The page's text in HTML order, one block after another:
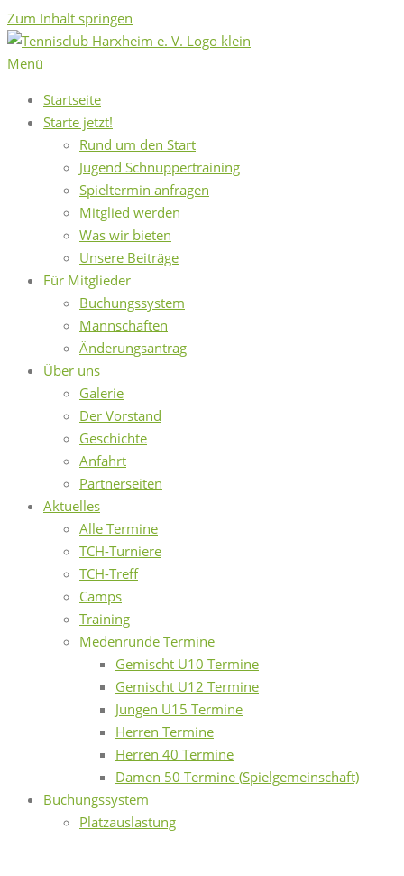
Zum Inhalt springen
Menü
Startseite
Starte jetzt!
Rund um den Start
Jugend Schnuppertraining
Spieltermin anfragen
Mitglied werden
Was wir bieten
Unsere Beiträge
Für Mitglieder
Buchungssystem
Mannschaften
Änderungsantrag
Über uns
Galerie
Der Vorstand
Geschichte
Anfahrt
Partnerseiten
Aktuelles
Alle Termine
TCH-Turniere
TCH-Treff
Camps
Training
Medenrunde Termine
Gemischt U10 Termine
Gemischt U12 Termine
Jungen U15 Termine
Herren Termine
Herren 40 Termine
Damen 50 Termine (Spielgemeinschaft)
Buchungssystem
Platzauslastung